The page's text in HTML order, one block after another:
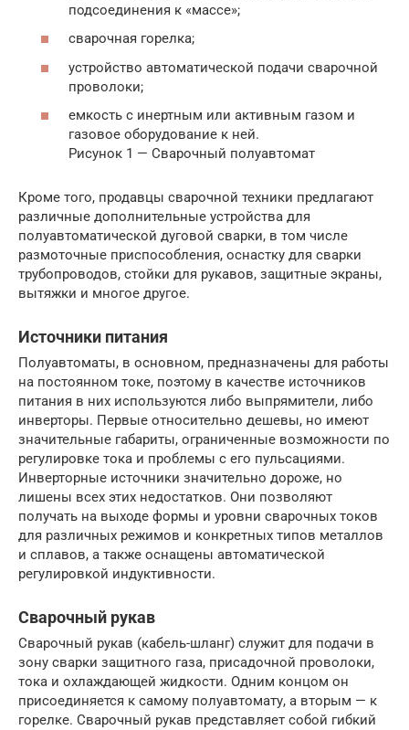
подсоединения к «массе»;
сварочная горелка;
устройство автоматической подачи сварочной
проволоки;
емкость с инертным или активным газом и
газовое оборудование к ней.
Рисунок 1 — Сварочный полуавтомат
Кроме того, продавцы сварочной техники предлагают
различные дополнительные устройства для
полуавтоматической дуговой сварки, в том числе
размоточные приспособления, оснастку для сварки
трубопроводов, стойки для рукавов, защитные экраны,
вытяжки и многое другое.
Источники питания
Полуавтоматы, в основном, предназначены для работы
на постоянном токе, поэтому в качестве источников
питания в них используются либо выпрямители, либо
инверторы. Первые относительно дешевы, но имеют
значительные габариты, ограниченные возможности по
регулировке тока и проблемы с его пульсациями.
Инверторные источники значительно дороже, но
лишены всех этих недостатков. Они позволяют
получать на выходе формы и уровни сварочных токов
для различных режимов и конкретных типов металлов
и сплавов, а также оснащены автоматической
регулировкой индуктивности.
Сварочный рукав
Сварочный рукав (кабель-шланг) служит для подачи в
зону сварки защитного газа, присадочной проволоки,
тока и охлаждающей жидкости. Одним концом он
присоединяется к самому полуавтомату, а вторым — к
горелке. Сварочный рукав представляет собой гибкий